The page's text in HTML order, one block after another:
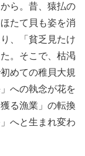
ら。昔、猿払の
たて貝も姿を消
、「貧乏見たけ
。そこで、枯渇
めての稚貝大規
への執念が花を
る漁業」の転換
へと生まれ変わ